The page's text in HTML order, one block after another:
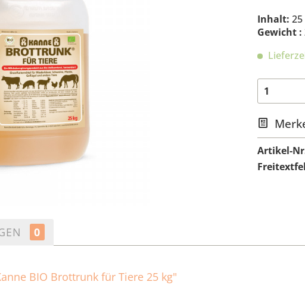
Inhalt:
Gewicht :
Artikel-
0
BIO Brottrunk für Tiere 25 kg"